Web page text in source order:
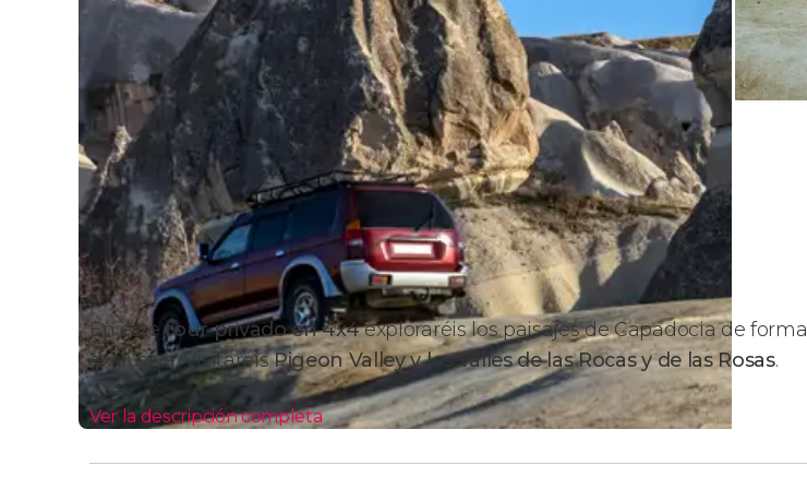
En estetour privado en 4x4exploraréis los paisajes de Capadocia de forma
exclusiva. VisitaréisPigeon Valley y los valles de las Rocas y de las Rosas.
Ver la descripción completa